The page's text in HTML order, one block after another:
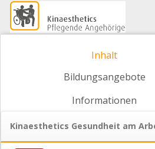
Inhalt
Bildungsangebote
Informationen
Kinaesthetics Gesundheit am